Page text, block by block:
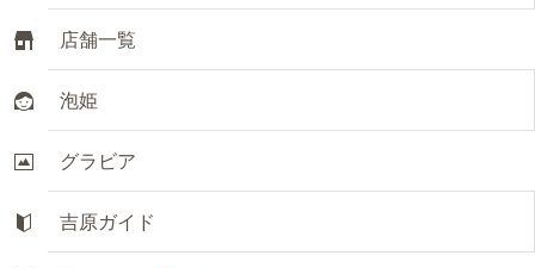
店舗一覧
泡姫
グラビア
吉原ガイド